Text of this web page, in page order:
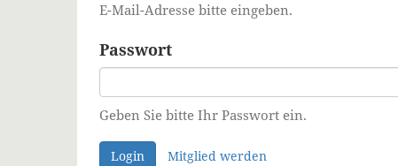
E-Mail-Adresse bitte eingeben.
Passwort
Geben Sie bitte Ihr Passwort ein.
Login Mitglied werden